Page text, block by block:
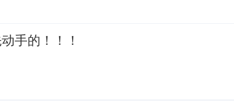
手的！！！